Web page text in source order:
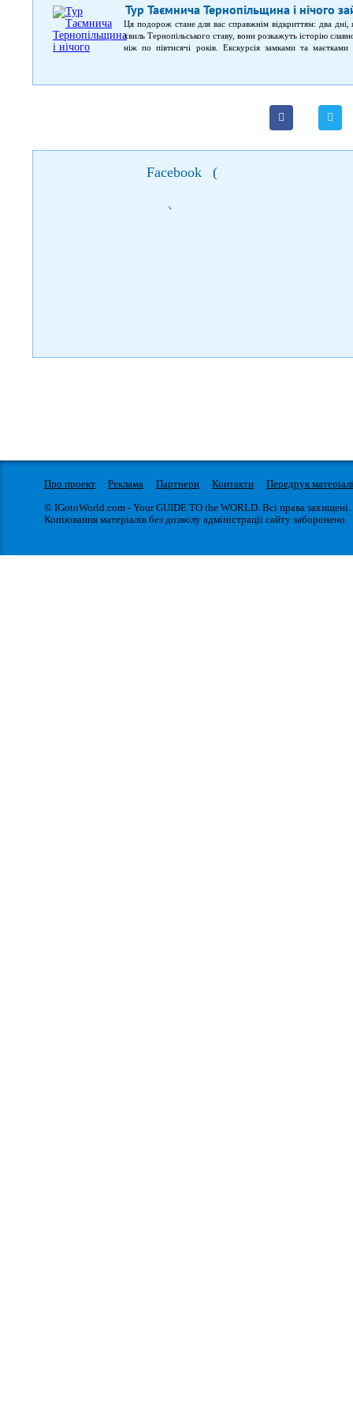
Тур Таємнича Тернопільщина і нічого
Ця подорож стане для вас справжнім відкриттям: два
хвиль Тернопільського ставу, вони розкажуть історію
ніж по півтисячі років. Екскурсія замками та
віддали перевагу печері. Ви почуєте мелодійний
Тернопільщині ви зможете побачити одне з Семи
Facebook (
)
Про проект Реклама Партнери Контакти
Передрук
© IGotoWorld.com - Your GUIDE TO the WORLD. Всі права захищені.
Копіювання матеріалів без дозволу адміністрації сайту заборонено.